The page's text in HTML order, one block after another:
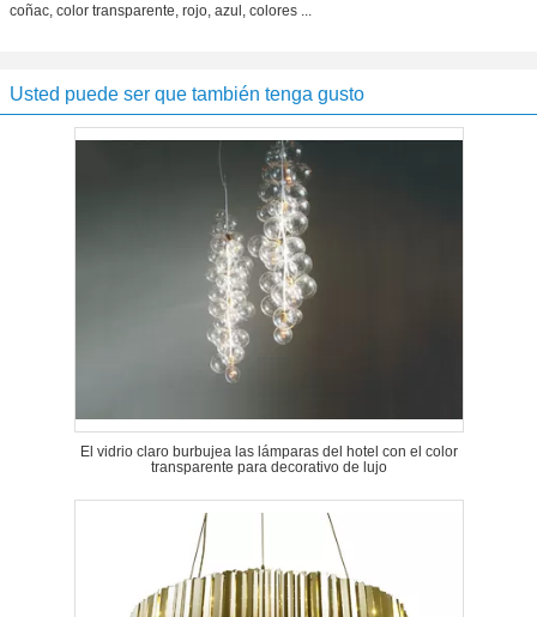
coñac, color transparente, rojo, azul, colores ...
Usted puede ser que también tenga gusto
El vidrio claro burbujea las lámparas del hotel con el color
transparente para decorativo de lujo